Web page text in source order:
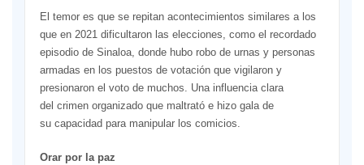
El temor es que se repitan acontecimientos similares a los
que en 2021 dificultaron las elecciones, como el recordado
episodio de Sinaloa, donde hubo robo de urnas y personas
armadas en los puestos de votación que vigilaron y
presionaron el voto de muchos. Una influencia clara
del crimen organizado que maltrató e hizo gala de
su capacidad para manipular los comicios.
Orar por la paz